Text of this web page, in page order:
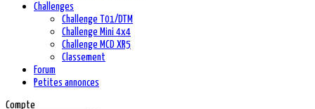
Challenges
Challenge T01/DTM
Challenge Mini 4x4
Challenge MCD XR5
Classement
Forum
Petites annonces
Compte